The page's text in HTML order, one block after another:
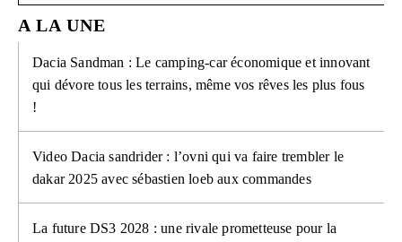
A LA UNE
Dacia Sandman : Le camping-car économique et innovant
qui dévore tous les terrains, même vos rêves les plus fous
!
Video Dacia sandrider : l’ovni qui va faire trembler le
dakar 2025 avec sébastien loeb aux commandes
La future DS3 2028 : une rivale prometteuse pour la